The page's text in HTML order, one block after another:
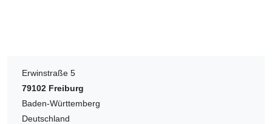
Erwinstraße 5
79102 Freiburg
Baden-Württemberg
Deutschland